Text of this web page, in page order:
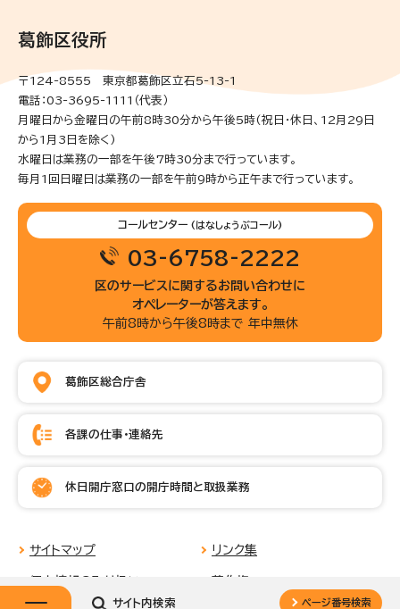
サイト内検索 ページ番号検索
葛飾区役所
〒124-8555 東京都葛飾区立石5-13-1
電話：03-3695-1111（代表）
月曜日から金曜日の午前8時30分から午後5時(祝日・休日、12月29日
から1月3日を除く)
水曜日は業務の一部を午後7時30分まで行っています。
毎月1回日曜日は業務の一部を午前9時から正午まで行っています。
コールセンター (はなしょうぶコール)
03-6758-2222
区のサービスに関するお問い合わせに
オペレーターが答えます。
午前8時から午後8時まで 年中無休
葛飾区総合庁舎
各課の仕事・連絡先
休日開庁窓口の開庁時間と取扱業務
サイトマップ リンク集
個人情報の取り扱い 著作権